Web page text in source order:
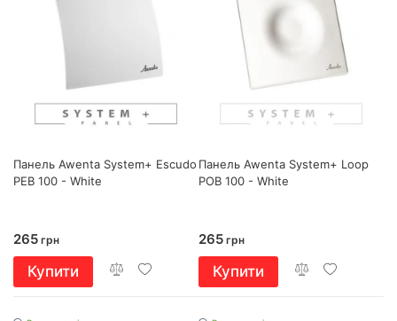
Панель Awenta System+ Escudo
PEB 100 - White
265 грн
Купити
Панель Awenta System+ Loop
POB 100 - White
265 грн
Купити